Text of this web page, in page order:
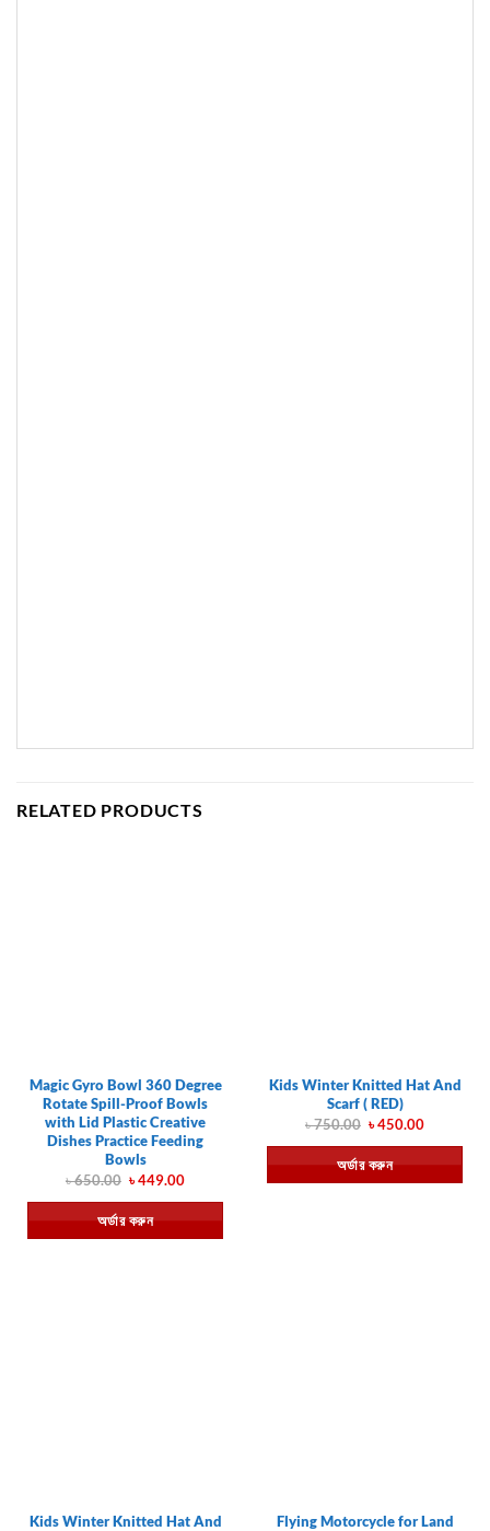
RELATED PRODUCTS
Magic Gyro Bowl 360 Degree
Rotate Spill-Proof Bowls
with Lid Plastic Creative
Dishes Practice Feeding
Bowls
৳650.00 Original
was:
৳ 650.00.
৳449.00Current
is:
৳ 449.00.
অর্ডার করুন
Kids Winter Knitted Hat And
Scarf ( RED)
৳750.00 Original
was:
৳ 750.00.
৳450.00Current
is:
৳ 450.00.
অর্ডার করুন
Kids Winter Knitted Hat And
Flying Motorcycle for Land